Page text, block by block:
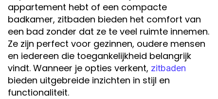
appartement hebt of een compacte
badkamer, zitbaden bieden het comfort van
een bad zonder dat ze te veel ruimte innemen.
Ze zijn perfect voor gezinnen, oudere mensen
en iedereen die toegankelijkheid belangrijk
vindt. Wanneer je opties verkent, zitbaden
bieden uitgebreide inzichten in stijl en
functionaliteit.